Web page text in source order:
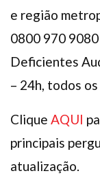
e região
0800 970
Deficientes
– 24h, todos
Clique AQUI
principais
atualização.